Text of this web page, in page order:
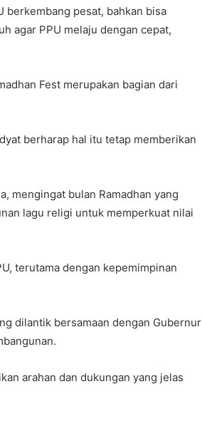
berkembang pesat, bahkan bisa
agar PPU melaju dengan cepat,
Fest merupakan bagian dari
berharap hal itu tetap memberikan
mengingat bulan Ramadhan yang
lagu religi untuk memperkuat nilai
terutama dengan kepemimpinan
dilantik bersamaan dengan Gubernur
arahan dan dukungan yang jelas